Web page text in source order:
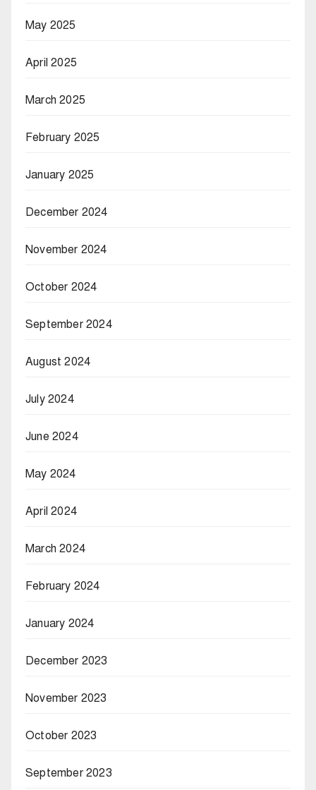
May 2025
April 2025
March 2025
February 2025
January 2025
December 2024
November 2024
October 2024
September 2024
August 2024
July 2024
June 2024
May 2024
April 2024
March 2024
February 2024
January 2024
December 2023
November 2023
October 2023
September 2023